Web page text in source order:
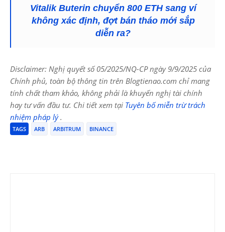
Vitalik Buterin chuyển 800 ETH sang ví
không xác định, đợt bán tháo mới sắp
diễn ra?
Disclaimer: Nghị quyết số 05/2025/NQ-CP ngày 9/9/2025 của
Chính phủ, toàn bộ thông tin trên Blogtienao.com chỉ mang
tính chất tham khảo, không phải là khuyến nghị tài chính
hay tư vấn đầu tư. Chi tiết xem tại Tuyên bố miễn trừ trách
nhiệm pháp lý.
TAGS ARB ARBITRUM BINANCE